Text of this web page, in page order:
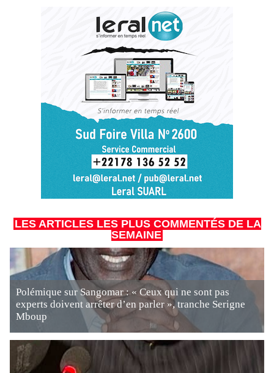
LES ARTICLES LES PLUS COMMENTÉS DE LA
SEMAINE
Polémique sur Sangomar : « Ceux qui ne sont pas
experts doivent arrêter d’en parler », tranche Serigne
Mboup